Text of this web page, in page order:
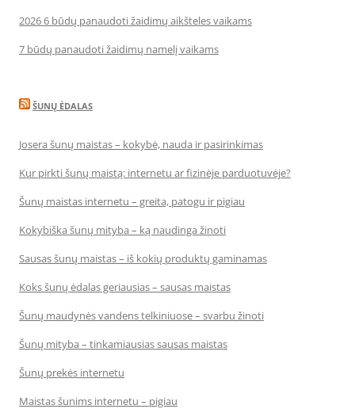
2026 6 būdų panaudoti žaidimų aikšteles vaikams
7 būdų panaudoti žaidimų namelį vaikams
ŠUNŲ ĖDALAS
Josera šunų maistas – kokybė, nauda ir pasirinkimas
Kur pirkti šunų maistą: internetu ar fizinėje parduotuvėje?
Šunų maistas internetu – greita, patogu ir pigiau
Kokybiška šunų mityba – ką naudinga žinoti
Sausas šunų maistas – iš kokių produktų gaminamas
Koks šunų ėdalas geriausias – sausas maistas
Šunų maudynės vandens telkiniuose – svarbu žinoti
Šunų mityba – tinkamiausias sausas maistas
Šunų prekės internetu
Maistas šunims internetu – pigiau